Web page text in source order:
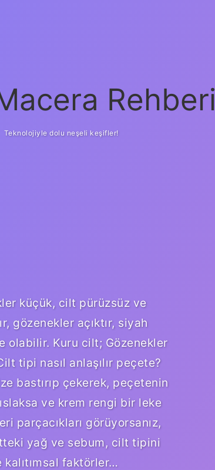
Rehberi
Teknolojiyle dolu neşeli keşifler!
küçük, cilt pürüzsüz ve
gözenekler açıktır, siyah
olabilir. Kuru cilt; Gözenekler
tipi nasıl anlaşılır peçete?
bastırıp çekerek, peçetenin
ve krem ​​rengi bir leke
parçacıkları görüyorsanız,
yağ ve sebum, cilt tipini
faktörler…